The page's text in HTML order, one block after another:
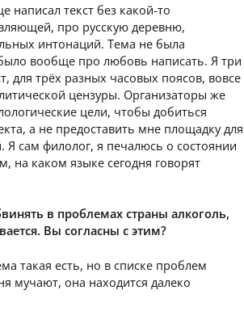
написал текст без какой-то
про русскую деревню,
интонаций. Тема не была
вообще про любовь написать. Я три
для трёх разных часовых поясов, вовсе
цензуры. Организаторы же
цели, чтобы добиться
а не предоставить мне площадку для
Я сам филолог, я печалюсь о состоянии
на каком языке сегодня говорят
в проблемах страны алкоголь,
Вы согласны с этим?
такая есть, но в списке проблем
мучают, она находится далеко